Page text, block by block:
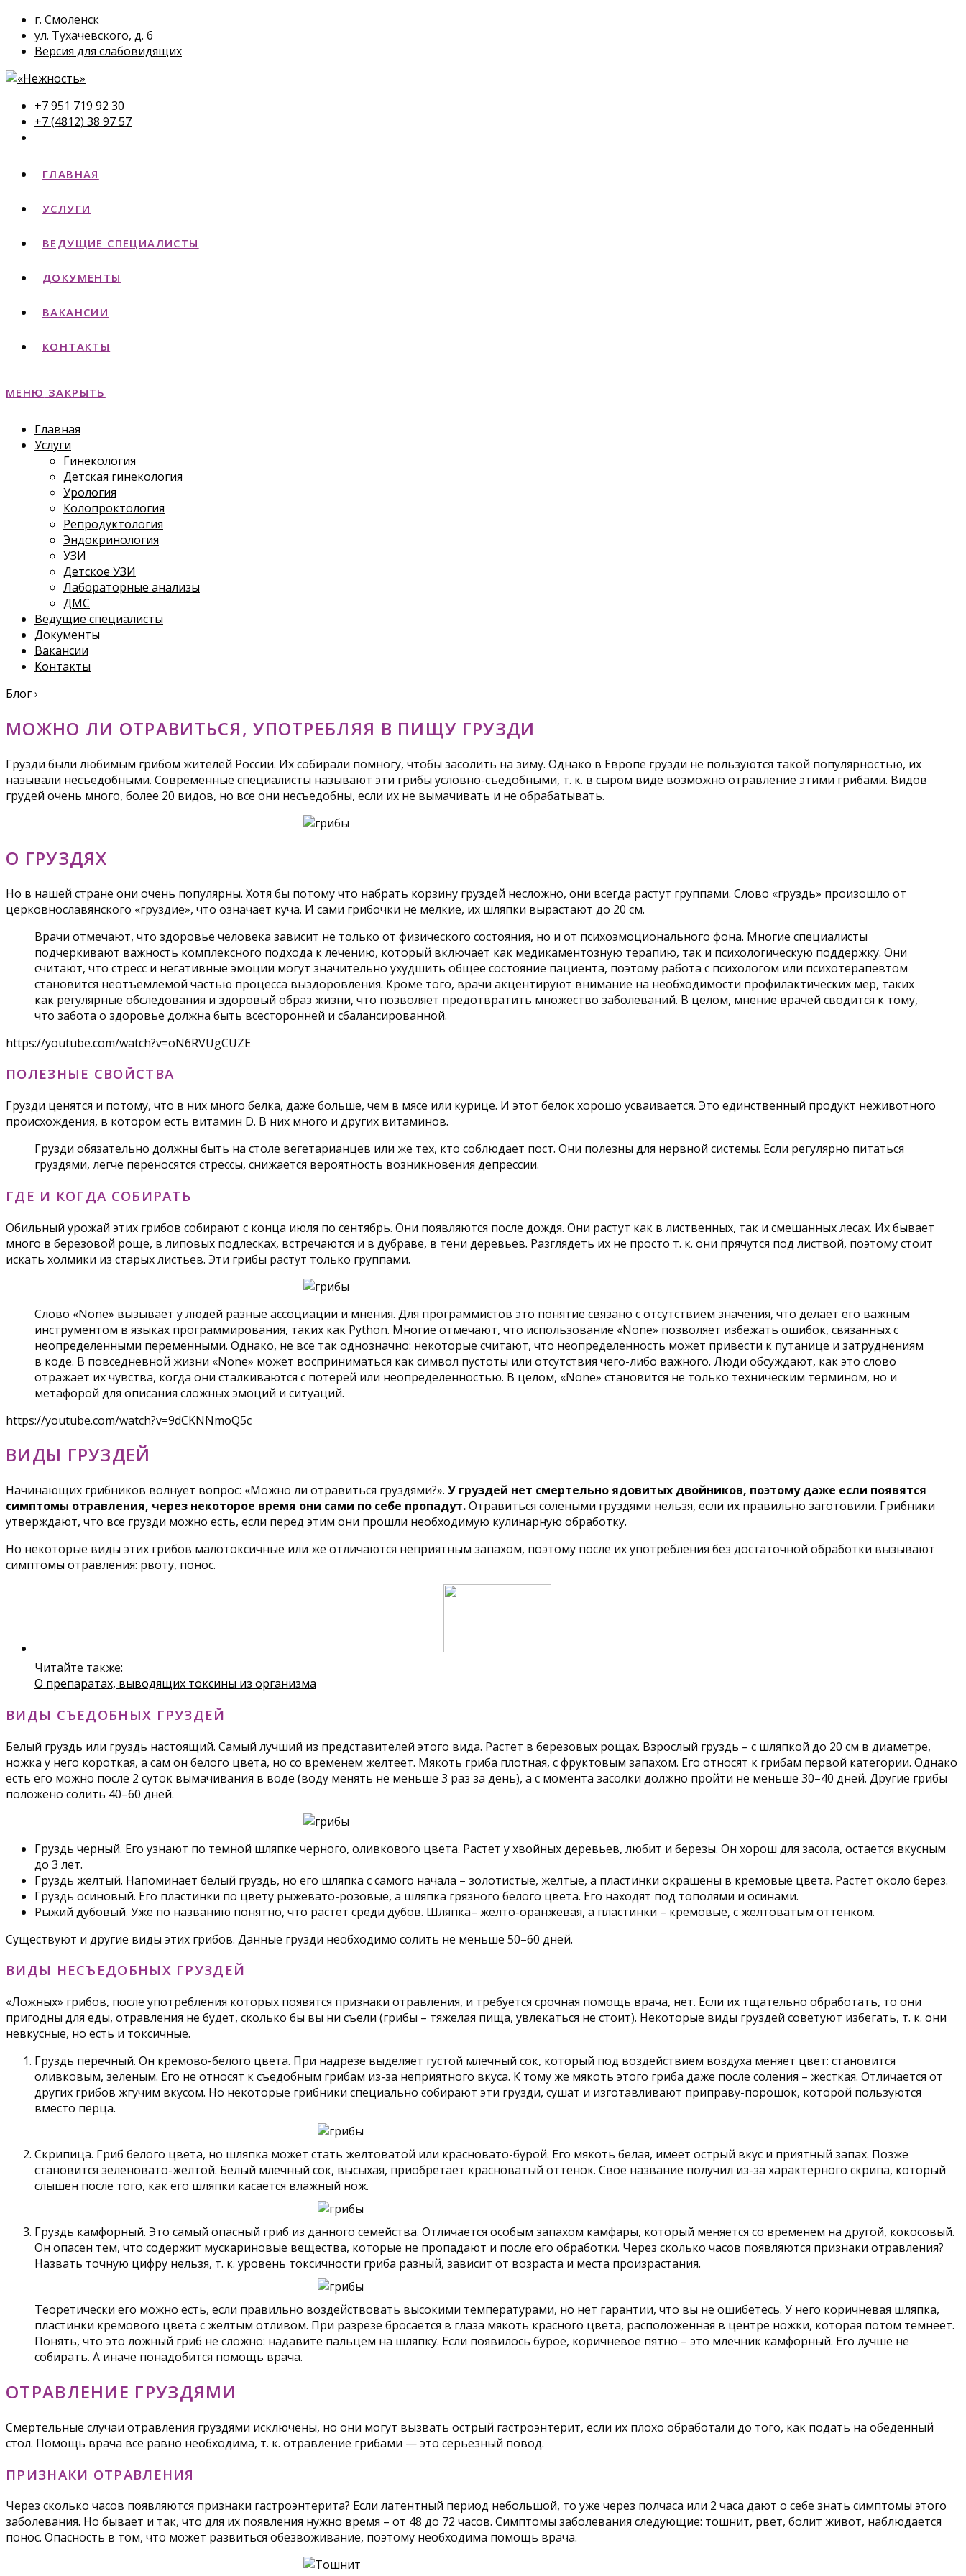
г. Смоленск
ул. Тухачевского, д. 6
Версия для слабовидящих
+7 951 719 92 30
+7 (4812) 38 97 57
ГЛАВНАЯ
УСЛУГИ
ВЕДУЩИЕ СПЕЦИАЛИСТЫ
ДОКУМЕНТЫ
ВАКАНСИИ
КОНТАКТЫ
МЕНЮ ЗАКРЫТЬ
Главная
Услуги
Гинекология
Детская гинекология
Урология
Колопроктология
Репродуктология
Эндокринология
УЗИ
Детское УЗИ
Лабораторные анализы
ДМС
Ведущие специалисты
Документы
Вакансии
Контакты
Блог›
МОЖНО ЛИ ОТРАВИТЬСЯ, УПОТРЕБЛЯЯ В ПИЩУ ГРУЗДИ
Грузди были любимым грибом жителей России. Их собирали помногу, чтобы засолить на зиму. Однако в Европе грузди не пользуются такой популярностью, их
называли несъедобными. Современные специалисты называют эти грибы условно-съедобными, т. к. в сыром виде возможно отравление этими грибами. Видов
грудей очень много, более 20 видов, но все они несъедобны, если их не вымачивать и не обрабатывать.
О ГРУЗДЯХ
Но в нашей стране они очень популярны. Хотя бы потому что набрать корзину груздей несложно, они всегда растут группами. Слово «груздь» произошло от
церковнославянского «груздие», что означает куча. И сами грибочки не мелкие, их шляпки вырастают до 20 см.
Врачи отмечают, что здоровье человека зависит не только от физического состояния, но и от психоэмоционального фона. Многие специалисты
подчеркивают важность комплексного подхода к лечению, который включает как медикаментозную терапию, так и психологическую поддержку. Они
считают, что стресс и негативные эмоции могут значительно ухудшить общее состояние пациента, поэтому работа с психологом или психотерапевтом
становится неотъемлемой частью процесса выздоровления. Кроме того, врачи акцентируют внимание на необходимости профилактических мер, таких
как регулярные обследования и здоровый образ жизни, что позволяет предотвратить множество заболеваний. В целом, мнение врачей сводится к тому,
что забота о здоровье должна быть всесторонней и сбалансированной.
https://youtube.com/watch?v=oN6RVUgCUZE
ПОЛЕЗНЫЕ СВОЙСТВА
Грузди ценятся и потому, что в них много белка, даже больше, чем в мясе или курице. И этот белок хорошо усваивается. Это единственный продукт неживотного
происхождения, в котором есть витамин D. В них много и других витаминов.
Грузди обязательно должны быть на столе вегетарианцев или же тех, кто соблюдает пост. Они полезны для нервной системы. Если регулярно питаться
груздями, легче переносятся стрессы, снижается вероятность возникновения депрессии.
ГДЕ И КОГДА СОБИРАТЬ
Обильный урожай этих грибов собирают с конца июля по сентябрь. Они появляются после дождя. Они растут как в лиственных, так и смешанных лесах. Их бывает
много в березовой роще, в липовых подлесках, встречаются и в дубраве, в тени деревьев. Разглядеть их не просто т. к. они прячутся под листвой, поэтому стоит
искать холмики из старых листьев. Эти грибы растут только группами.
Слово «None» вызывает у людей разные ассоциации и мнения. Для программистов это понятие связано с отсутствием значения, что делает его важным
инструментом в языках программирования, таких как Python. Многие отмечают, что использование «None» позволяет избежать ошибок, связанных с
неопределенными переменными. Однако, не все так однозначно: некоторые считают, что неопределенность может привести к путанице и затруднениям
в коде. В повседневной жизни «None» может восприниматься как символ пустоты или отсутствия чего-либо важного. Люди обсуждают, как это слово
отражает их чувства, когда они сталкиваются с потерей или неопределенностью. В целом, «None» становится не только техническим термином, но и
метафорой для описания сложных эмоций и ситуаций.
https://youtube.com/watch?v=9dCKNNmoQ5c
ВИДЫ ГРУЗДЕЙ
Начинающих грибников волнует вопрос: «Можно ли отравиться груздями?». У груздей нет смертельно ядовитых двойников, поэтому даже если появятся
симптомы отравления, через некоторое время они сами по себе пропадут.Отравиться солеными груздями нельзя, если их правильно заготовили. Грибники
утверждают, что все грузди можно есть, если перед этим они прошли необходимую кулинарную обработку.
Но некоторые виды этих грибов малотоксичные или же отличаются неприятным запахом, поэтому после их употребления без достаточной обработки вызывают
симптомы отравления: рвоту, понос.
Читайте также:
О препаратах, выводящих токсины из организма
ВИДЫ СЪЕДОБНЫХ ГРУЗДЕЙ
Белый груздь или груздь настоящий. Самый лучший из представителей этого вида. Растет в березовых рощах. Взрослый груздь – с шляпкой до 20 см в диаметре,
ножка у него короткая, а сам он белого цвета, но со временем желтеет. Мякоть гриба плотная, с фруктовым запахом. Его относят к грибам первой категории. Однако
есть его можно после 2 суток вымачивания в воде (воду менять не меньше 3 раз за день), а с момента засолки должно пройти не меньше 30–40 дней. Другие грибы
положено солить 40–60 дней.
Груздь черный. Его узнают по темной шляпке черного, оливкового цвета. Растет у хвойных деревьев, любит и березы. Он хорош для засола, остается вкусным
до 3 лет.
Груздь желтый. Напоминает белый груздь, но его шляпка с самого начала – золотистые, желтые, а пластинки окрашены в кремовые цвета. Растет около берез.
Груздь осиновый. Его пластинки по цвету рыжевато-розовые, а шляпка грязного белого цвета. Его находят под тополями и осинами.
Рыжий дубовый. Уже по названию понятно, что растет среди дубов. Шляпка– желто-оранжевая, а пластинки – кремовые, с желтоватым оттенком.
Существуют и другие виды этих грибов. Данные грузди необходимо солить не меньше 50–60 дней.
ВИДЫ НЕСЪЕДОБНЫХ ГРУЗДЕЙ
«Ложных» грибов, после употребления которых появятся признаки отравления, и требуется срочная помощь врача, нет. Если их тщательно обработать, то они
пригодны для еды, отравления не будет, сколько бы вы ни съели (грибы – тяжелая пища, увлекаться не стоит). Некоторые виды груздей советуют избегать, т. к. они
невкусные, но есть и токсичные.
Груздь перечный. Он кремово-белого цвета. При надрезе выделяет густой млечный сок, который под воздействием воздуха меняет цвет: становится
оливковым, зеленым. Его не относят к съедобным грибам из-за неприятного вкуса. К тому же мякоть этого гриба даже после соления – жесткая. Отличается от
других грибов жгучим вкусом. Но некоторые грибники специально собирают эти грузди, сушат и изготавливают приправу-порошок, которой пользуются
вместо перца.
Скрипица. Гриб белого цвета, но шляпка может стать желтоватой или красновато-бурой. Его мякоть белая, имеет острый вкус и приятный запах. Позже
становится зеленовато-желтой. Белый млечный сок, высыхая, приобретает красноватый оттенок. Свое название получил из-за характерного скрипа, который
слышен после того, как его шляпки касается влажный нож.
Груздь камфорный. Это самый опасный гриб из данного семейства. Отличается особым запахом камфары, который меняется со временем на другой, кокосовый.
Он опасен тем, что содержит мускариновые вещества, которые не пропадают и после его обработки. Через сколько часов появляются признаки отравления?
Назвать точную цифру нельзя, т. к. уровень токсичности гриба разный, зависит от возраста и места произрастания.
Теоретически его можно есть, если правильно воздействовать высокими температурами, но нет гарантии, что вы не ошибетесь. У него коричневая шляпка,
пластинки кремового цвета с желтым отливом. При разрезе бросается в глаза мякоть красного цвета, расположенная в центре ножки, которая потом темнеет.
Понять, что это ложный гриб не сложно: надавите пальцем на шляпку. Если появилось бурое, коричневое пятно – это млечник камфорный. Его лучше не
собирать. А иначе понадобится помощь врача.
ОТРАВЛЕНИЕ ГРУЗДЯМИ
Смертельные случаи отравления груздями исключены, но они могут вызвать острый гастроэнтерит, если их плохо обработали до того, как подать на обеденный
стол. Помощь врача все равно необходима, т. к. отравление грибами — это серьезный повод.
ПРИЗНАКИ ОТРАВЛЕНИЯ
Через сколько часов появляются признаки гастроэнтерита? Если латентный период небольшой, то уже через полчаса или 2 часа дают о себе знать симптомы этого
заболевания. Но бывает и так, что для их появления нужно время – от 48 до 72 часов. Симптомы заболевания следующие: тошнит, рвет, болит живот, наблюдается
понос. Опасность в том, что может развиться обезвоживание, поэтому необходима помощь врача.